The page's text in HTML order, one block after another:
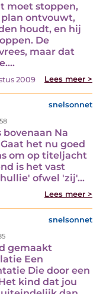
moet stoppen,
ontvouwt,
houdt, en hij
De
maar dat
2009 Lees meer >
snelsonnet
Na
het nu goed
om op titeljacht
is het vast
ofwel 'zij'…
Lees meer >
snelsonnet
gemaakt
Een
Die door een
kind dat jou